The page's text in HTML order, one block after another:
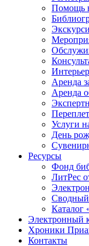
Помощь
Аренда
Аренда
Услуги
День
Ресурсы
Фонд
ЛитРес
Сводный
Каталог
Электронный
Хроники
Контакты